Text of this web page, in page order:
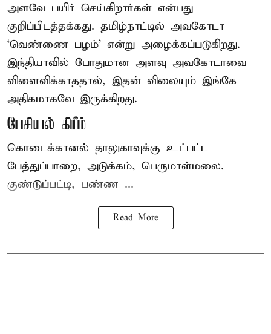
அளவே பயிர் செய்கிறார்கள் என்பது
குறிப்பிடத்தக்கது. தமிழ்நாட்டில் அவகோடா
‘வெண்ணை பழம்’ என்று அழைக்கப்படுகிறது.
இந்தியாவில் போதுமான அளவு அவகோடாவை
விளைவிக்காததால், இதன் விலையும் இங்கே
அதிகமாகவே இருக்கிறது.
பேசியல் கிரீம்
கொடைக்கானல் தாலுகாவுக்கு உட்பட்ட
பேத்துப்பாறை, அடுக்கம், பெருமாள்மலை.
குண்டுப்பட்டி, பண்ண ...
Read More